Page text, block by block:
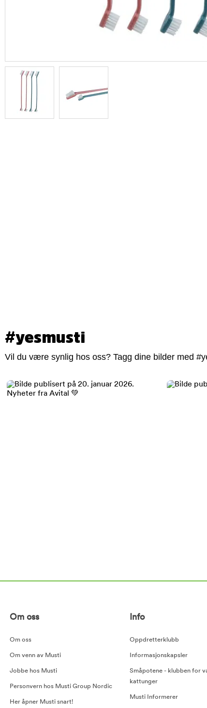
#yesmusti
Vil du være synlig hos oss? Tagg dine bilder med
Om oss
Om oss
Om venn av Musti
Jobbe hos Musti
Personvern hos Musti Group Nordic
Her åpner Musti snart!
Info
Oppdretterklubb
Informasjonskapsler
Småpotene - klubben for
kattunger
Musti Informerer